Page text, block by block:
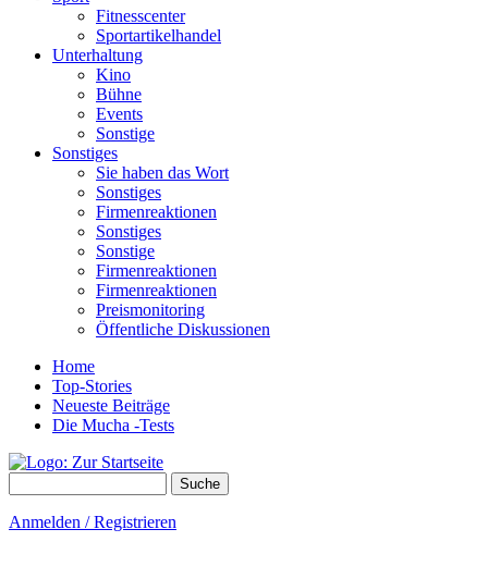
Fitnesscenter
Sportartikelhandel
Unterhaltung
Kino
Bühne
Events
Sonstige
Sonstiges
Sie haben das Wort
Sonstiges
Firmenreaktionen
Sonstiges
Sonstige
Firmenreaktionen
Firmenreaktionen
Preismonitoring
Öffentliche Diskussionen
Home
Top-Stories
Neueste Beiträge
Die Mucha -Tests
Anmelden / Registrieren